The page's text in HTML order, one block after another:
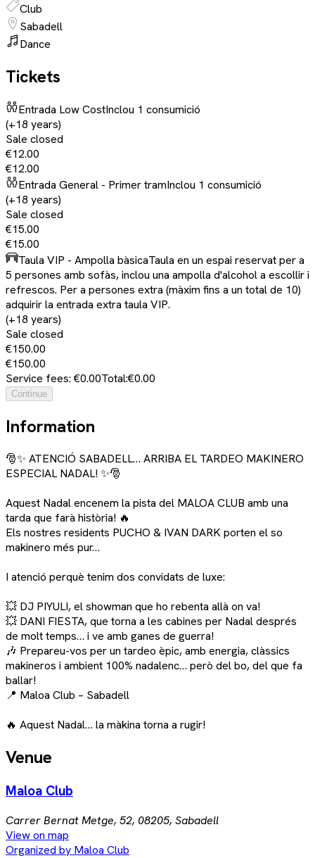
Club
Sabadell
Dance
Tickets
Entrada Low CostInclou 1 consumició
(+18 years)
Sale closed
€12.00
€12.00
Entrada General - Primer tramInclou 1 consumició
(+18 years)
Sale closed
€15.00
€15.00
Taula VIP - Ampolla bàsicaTaula en un espai reservat per a
5 persones amb sofàs, inclou una ampolla d'alcohol a escollir i
refrescos. Per a persones extra (màxim fins a un total de 10)
adquirir la entrada extra taula VIP.
(+18 years)
Sale closed
€150.00
€150.00
Service fees: €0.00Total:€0.00
Continue
Information
🎅✨ ATENCIÓ SABADELL… ARRIBA EL TARDEO MAKINERO
ESPECIAL NADAL! ✨🎅
Aquest Nadal encenem la pista del MALOA CLUB amb una
tarda que farà història! 🔥
Els nostres residents PUCHO & IVAN DARK porten el so
makinero més pur…
I atenció perquè tenim dos convidats de luxe:
💥 DJ PIYULI, el showman que ho rebenta allà on va!
💥 DANI FIESTA, que torna a les cabines per Nadal després
de molt temps… i ve amb ganes de guerra!
🎶 Prepareu-vos per un tardeo èpic, amb energia, clàssics
makineros i ambient 100% nadalenc… però del bo, del que fa
ballar!
📍 Maloa Club – Sabadell
🔥 Aquest Nadal… la màkina torna a rugir!
Venue
Maloa Club
Carrer Bernat Metge, 52, 08205, Sabadell
View on map
Organized by Maloa Club